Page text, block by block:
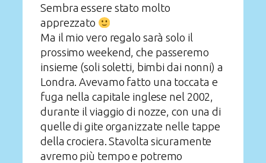
Sembra essere stato molto
apprezzato
Ma il mio vero regalo sarà solo il
prossimo weekend, che passeremo
insieme (soli soletti, bimbi dai nonni) a
Londra. Avevamo fatto una toccata e
fuga nella capitale inglese nel 2002,
durante il viaggio di nozze, con una di
quelle di gite organizzate nelle tappe
della crociera. Stavolta sicuramente
avremo più tempo e potremo